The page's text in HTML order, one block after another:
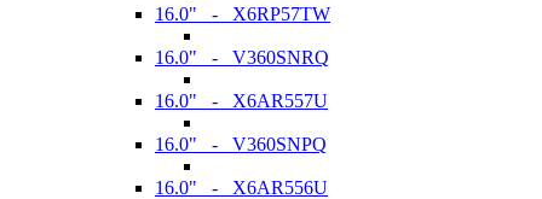
16.0" - X6RP57TW
16.0" - V360SNRQ
16.0" - X6AR557U
16.0" - V360SNPQ
16.0" - X6AR556U